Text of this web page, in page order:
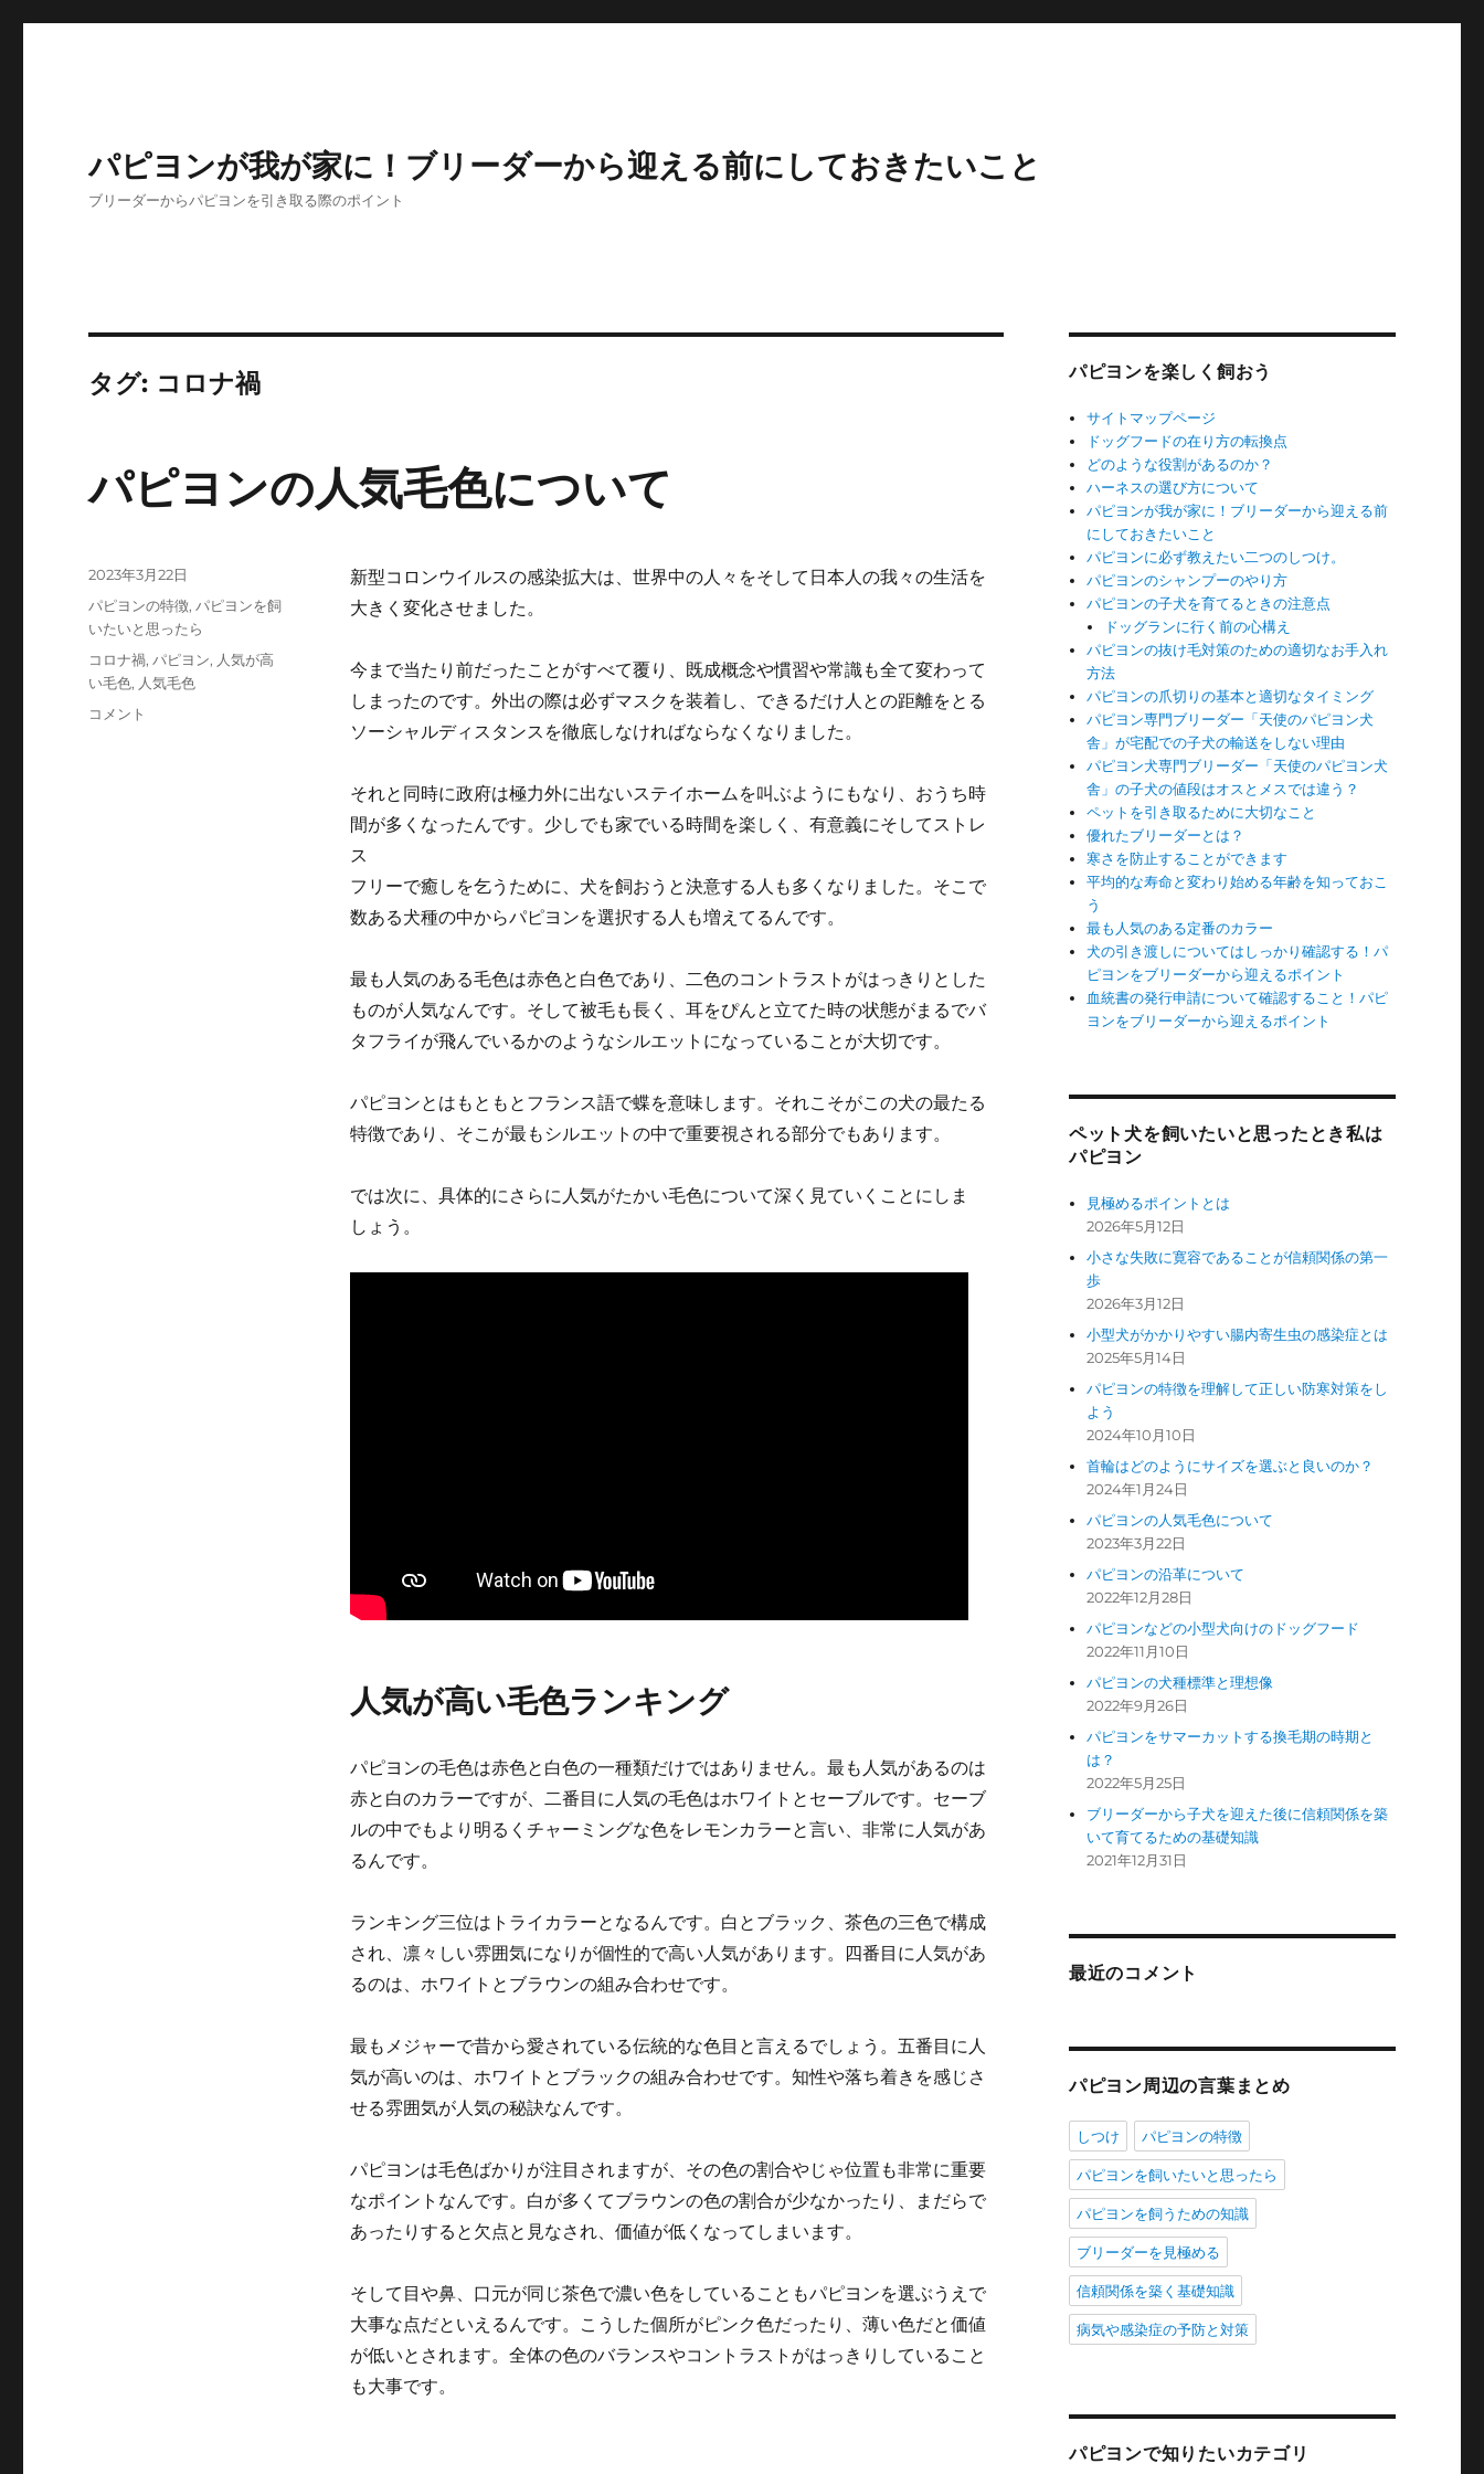
パピヨンが我が家に！ブリーダーから迎える前にしておきたいこと
ブリーダーからパピヨンを引き取る際のポイント
タグ: コロナ禍
パピヨンの人気毛色について
新型コロンウイルスの感染拡大は、世界中の人々をそして日本人の我々の生活を
大きく変化させました。
今まで当たり前だったことがすべて覆り、既成概念や慣習や常識も全て変わって
しまったのです。外出の際は必ずマスクを装着し、できるだけ人との距離をとる
ソーシャルディスタンスを徹底しなければならなくなりました。
それと同時に政府は極力外に出ないステイホームを叫ぶようにもなり、おうち時
間が多くなったんです。少しでも家でいる時間を楽しく、有意義にそしてストレ
ス
フリーで癒しを乞うために、犬を飼おうと決意する人も多くなりました。そこで
数ある犬種の中からパピヨンを選択する人も増えてるんです。
最も人気のある毛色は赤色と白色であり、二色のコントラストがはっきりとした
ものが人気なんです。そして被毛も長く、耳をぴんと立てた時の状態がまるでバ
タフライが飛んでいるかのようなシルエットになっていることが大切です。
パピヨンとはもともとフランス語で蝶を意味します。それこそがこの犬の最たる
特徴であり、そこが最もシルエットの中で重要視される部分でもあります。
では次に、具体的にさらに人気がたかい毛色について深く見ていくことにしま
しょう。
人気が高い毛色ランキング
パピヨンの毛色は赤色と白色の一種類だけではありません。最も人気があるのは
赤と白のカラーですが、二番目に人気の毛色はホワイトとセーブルです。セーブ
ルの中でもより明るくチャーミングな色をレモンカラーと言い、非常に人気があ
るんです。
ランキング三位はトライカラーとなるんです。白とブラック、茶色の三色で構成
され、凛々しい雰囲気になりが個性的で高い人気があります。四番目に人気があ
るのは、ホワイトとブラウンの組み合わせです。
最もメジャーで昔から愛されている伝統的な色目と言えるでしょう。五番目に人
気が高いのは、ホワイトとブラックの組み合わせです。知性や落ち着きを感じさ
せる雰囲気が人気の秘訣なんです。
パピヨンは毛色ばかりが注目されますが、その色の割合やじゃ位置も非常に重要
なポイントなんです。白が多くてブラウンの色の割合が少なかったり、まだらで
あったりすると欠点と見なされ、価値が低くなってしまいます。
そして目や鼻、口元が同じ茶色で濃い色をしていることもパピヨンを選ぶうえで
大事な点だといえるんです。こうした個所がピンク色だったり、薄い色だと価値
が低いとされます。全体の色のバランスやコントラストがはっきりしていること
も大事です。
投
稿
2023年3月22日
カ
テ
パピヨンの特徴, パピヨンを飼
いたいと思ったら
タ
グ
コロナ禍, パピヨン, 人気が高
い毛色, 人気毛色
パ
コメント
パピヨンを楽しく飼おう
サイトマップページ
ドッグフードの在り方の転換点
どのような役割があるのか？
ハーネスの選び方について
パピヨンが我が家に！ブリーダーから迎える前
にしておきたいこと
パピヨンに必ず教えたい二つのしつけ。
パピヨンのシャンプーのやり方
パピヨンの子犬を育てるときの注意点
ドッグランに行く前の心構え
パピヨンの抜け毛対策のための適切なお手入れ
方法
パピヨンの爪切りの基本と適切なタイミング
パピヨン専門ブリーダー「天使のパピヨン犬
舎」が宅配での子犬の輸送をしない理由
パピヨン犬専門ブリーダー「天使のパピヨン犬
舎」の子犬の値段はオスとメスでは違う？
ペットを引き取るために大切なこと
優れたブリーダーとは？
寒さを防止することができます
平均的な寿命と変わり始める年齢を知っておこ
う
最も人気のある定番のカラー
犬の引き渡しについてはしっかり確認する！パ
ピヨンをブリーダーから迎えるポイント
血統書の発行申請について確認すること！パピ
ヨンをブリーダーから迎えるポイント
ペット犬を飼いたいと思ったとき私は
パピヨン
見極めるポイントとは
2026年5月12日
小さな失敗に寛容であることが信頼関係の第一
歩
2026年3月12日
小型犬がかかりやすい腸内寄生虫の感染症とは
2025年5月14日
パピヨンの特徴を理解して正しい防寒対策をし
よう
2024年10月10日
首輪はどのようにサイズを選ぶと良いのか？
2024年1月24日
パピヨンの人気毛色について
2023年3月22日
パピヨンの沿革について
2022年12月28日
パピヨンなどの小型犬向けのドッグフード
2022年11月10日
パピヨンの犬種標準と理想像
2022年9月26日
パピヨンをサマーカットする換毛期の時期と
は？
2022年5月25日
ブリーダーから子犬を迎えた後に信頼関係を築
いて育てるための基礎知識
2021年12月31日
最近のコメント
パピヨン周辺の言葉まとめ
しつけ パピヨンの特徴
パピヨンを飼いたいと思ったら
パピヨンを飼うための知識
ブリーダーを見極める
信頼関係を築く基礎知識
病気や感染症の予防と対策
パピヨンで知りたいカテゴリ